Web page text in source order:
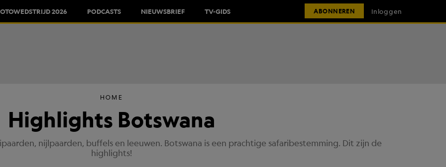
2026 PODCASTS NIEUWSBRIEF TV-GIDS ABONNEREN Inloggen
HOME
Highlights Botswana
nijlpaarden, buffels en leeuwen. Botswana is een prachtige safaribestemming. Dit zijn de
highlights!